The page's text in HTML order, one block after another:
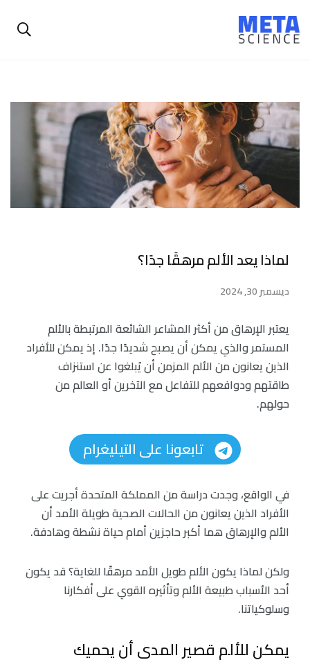
لماذا يعد الألم مرهقًا جدًا؟
ديسمبر 30, 2024
يعتبر الإرهاق من أكثر المشاعر الشائعة المرتبطة بالألم
المستمر والذي يمكن أن يصبح شديدًا جدًا. إذ يمكن للأفراد
الذين يعانون من الألم المزمن أن يُبلغوا عن استنزاف
طاقتهم ودوافعهم للتفاعل مع الآخرين أو العالم من
حولهم.
تابعونا على التيليغرام
في الواقع، وجدت دراسة من المملكة المتحدة أجريت على
الأفراد الذين يعانون من الحالات الصحية طويلة الأمد أن
الألم والإرهاق هما أكبر حاجزين أمام حياة نشطة وهادفة.
ولكن لماذا يكون الألم طويل الأمد مرهقًا للغاية؟ قد يكون
أحد الأسباب طبيعة الألم وتأثيره القوي على أفكارنا
وسلوكياتنا.
يمكن للألم قصير المدى أن يحميك